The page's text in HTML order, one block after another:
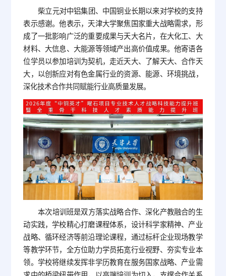
柴立元对中铝集团、中国铜业长期以来对学校的支持
表示感谢。他表示，天津大学聚焦国家重大战略需求，形
成了一批影响广泛的重要成果与天大名片，在大化工、大
材料、大信息、大能源等领域产出高价值成果。他寄语各
位学员以参加培训为契机，走近天大、了解天大、合作天
大，以创新应对有色金属行业的资源、能源、环境挑战，
深化技术合作共同赋能行业高质量发展。
本次培训班是双方落实战略合作、深化产教融合的生
动实践，学校精心打磨课程体系，设计科学家精神、产业
战略、循环经济等前沿理论课程，通过标杆企业现场教学
等教学环节，全方位助力学员拓宽行业视野、夯实专业本
领。学校将继续发挥非学历教育在服务国家战略、产业需